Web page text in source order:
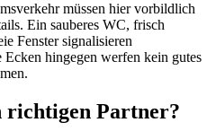
müssen hier vorbildlich
Ein sauberes WC, frisch
Fenster signalisieren
Ecken hingegen werfen kein gutes
richtigen Partner?